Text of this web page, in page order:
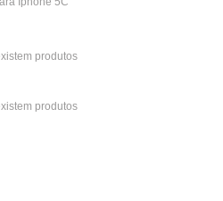
produtos
produtos